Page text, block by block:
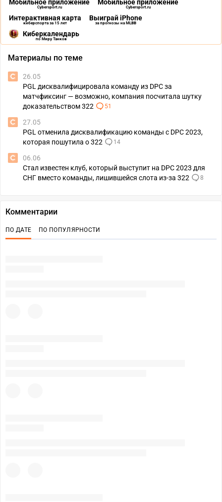
Мобильное приложение
Cybersport.ru
Мобильное приложение
Cybersport.ru
Интерактивная карта
киберспорта за 15 лет
Выиграй iPhone
за прогнозы на MLBB
Киберкалендарь
по Миру Танков
Материалы по теме
26.05
PGL дисквалифицировала команду из DPC за
матчфиксинг — возможно, компания посчитала шутку
доказательством 322
51
27.05
PGL отменила дисквалификацию команды с DPC 2023,
которая пошутила о 322
14
06.06
Стал известен клуб, который выступит на DPC 2023 для
СНГ вместо команды, лишившейся слота из-за 322
8
Комментарии
ПО ДАТЕ ПО ПОПУЛЯРНОСТИ